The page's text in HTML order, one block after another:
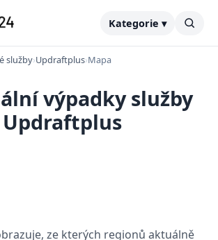
Kategorie ▾
služby›Updraftplus›Mapa
výpadky služby
Updraftplus
ze kterých regionů aktuálně